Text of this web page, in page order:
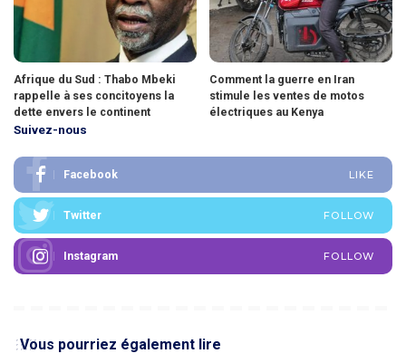
Afrique du Sud : Thabo Mbeki
rappelle à ses concitoyens la
dette envers le continent
Comment la guerre en Iran
stimule les ventes de motos
électriques au Kenya
Suivez-nous
Facebook LIKE
Twitter FOLLOW
Instagram FOLLOW
Vous pourriez également lire